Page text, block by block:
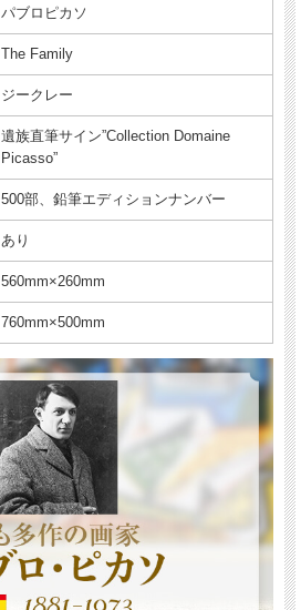
パブロピカソ
The Family
ジークレー
遺族直筆サイン”Collection Domaine
Picasso”
500部、鉛筆エディションナンバー
あり
560mm×260mm
760mm×500mm